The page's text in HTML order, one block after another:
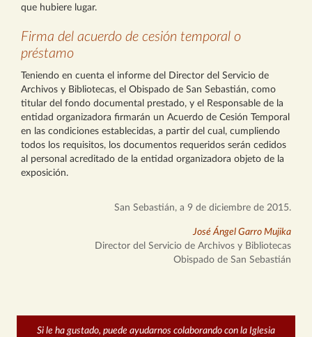
que hubiere lugar.
Firma del acuerdo de cesión temporal o
préstamo
Teniendo en cuenta el informe del Director del Servicio de
Archivos y Bibliotecas, el Obispado de San Sebastián, como
titular del fondo documental prestado, y el Responsable de la
entidad organizadora firmarán un Acuerdo de Cesión Temporal
en las condiciones establecidas, a partir del cual, cumpliendo
todos los requisitos, los documentos requeridos serán cedidos
al personal acreditado de la entidad organizadora objeto de la
exposición.
San Sebastián, a 9 de diciembre de 2015.
José Ángel Garro Mujika
Director del Servicio de Archivos y Bibliotecas
Obispado de San Sebastián
Si le ha gustado, puede ayudarnos colaborando con la Iglesia